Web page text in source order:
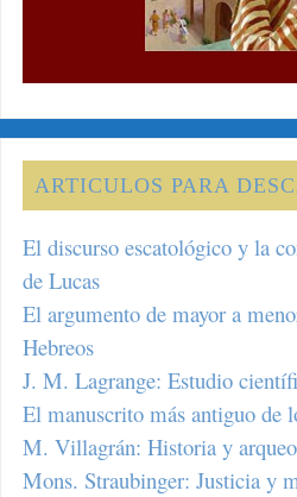
ARTICULOS PARA
El discurso escatológico y la
de Lucas
El argumento de mayor a
Hebreos
J. M. Lagrange: Estudio
El manuscrito más antiguo de
M. Villagrán: Historia y
Mons. Straubinger: Justicia y